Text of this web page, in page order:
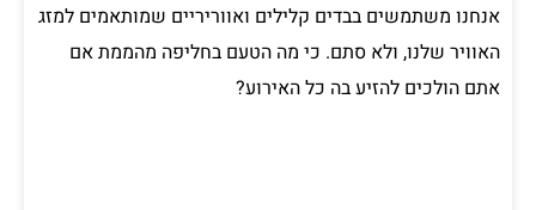
אנחנו משתמשים בבדים קלילים ואווריריים שמותאמים למזג
האוויר שלנו, ולא סתם. כי מה הטעם בחליפה מהממת אם
אתם הולכים להזיע בה כל האירוע?